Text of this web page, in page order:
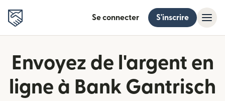
Se connecter S'inscrire
Envoyez de l'argent en
ligne à Bank Gantrisch